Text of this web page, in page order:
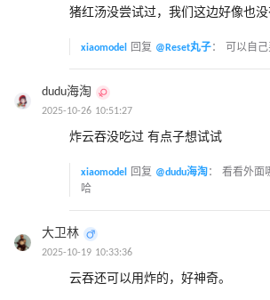
猪红汤没尝试过，我们这边好像也没
xiaomodel 回复 @Reset丸子： 可以自
dudu海淘
2025-10-26 10:51:27
炸云吞没吃过 有点子想试试
xiaomodel 回复 @dudu海淘： 看看外面
哈
大卫林
2025-10-19 10:33:36
云吞还可以用炸的，好神奇。